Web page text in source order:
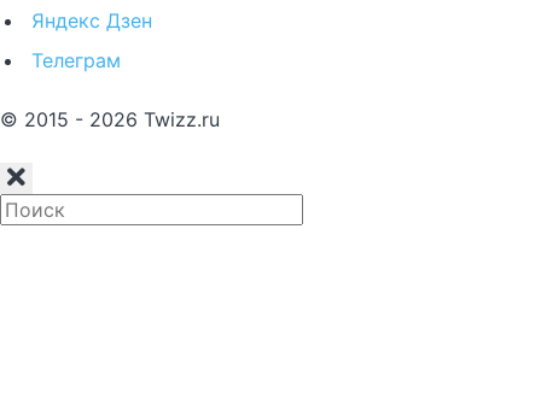
Яндекс Дзен
Телеграм
© 2015 - 2026 Twizz.ru